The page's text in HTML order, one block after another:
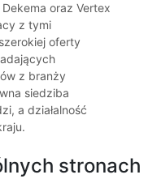
oraz Vertex
z tymi
oferty
z branży
siedziba
a działalność
stronach